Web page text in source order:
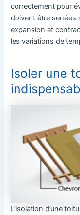
correctement pour
doivent être serrées
expansion et
les variations de
Isoler une
L’isolation d’une